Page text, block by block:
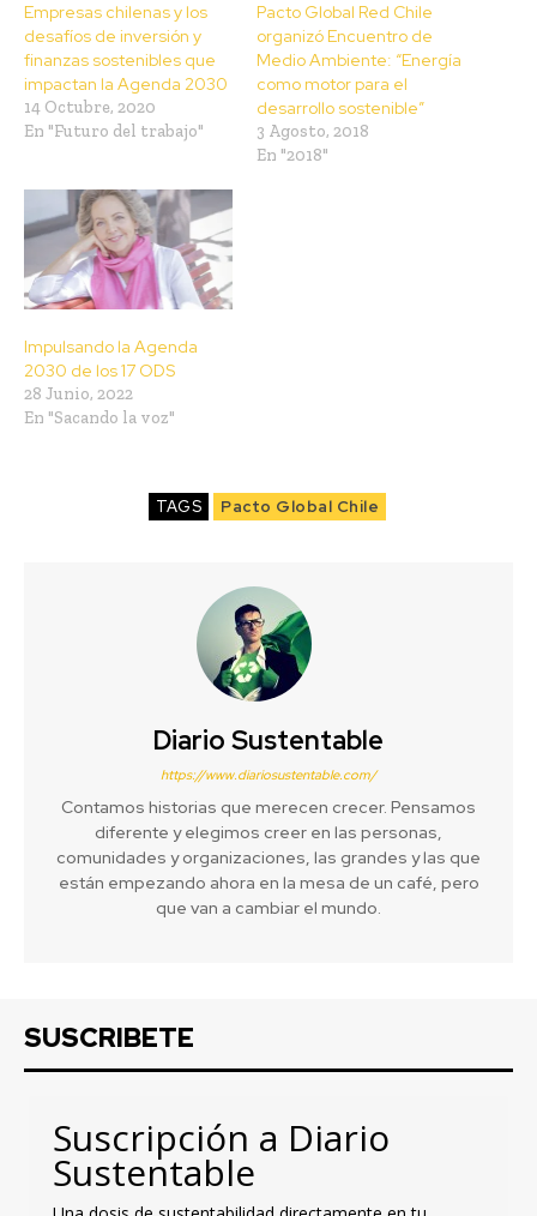
Empresas chilenas y los
desafíos de inversión y
finanzas sostenibles que
impactan la Agenda 2030
14 Octubre, 2020
En "Futuro del trabajo"
Pacto Global Red Chile
organizó Encuentro de
Medio Ambiente: “Energía
como motor para el
desarrollo sostenible”
3 Agosto, 2018
En "2018"
Impulsando la Agenda
2030 de los 17 ODS
28 Junio, 2022
En "Sacando la voz"
TAGS Pacto Global Chile
Diario Sustentable
https://www.diariosustentable.com/
Contamos historias que merecen crecer. Pensamos
diferente y elegimos creer en las personas,
comunidades y organizaciones, las grandes y las que
están empezando ahora en la mesa de un café, pero
que van a cambiar el mundo.
SUSCRIBETE
Suscripción a Diario
Sustentable